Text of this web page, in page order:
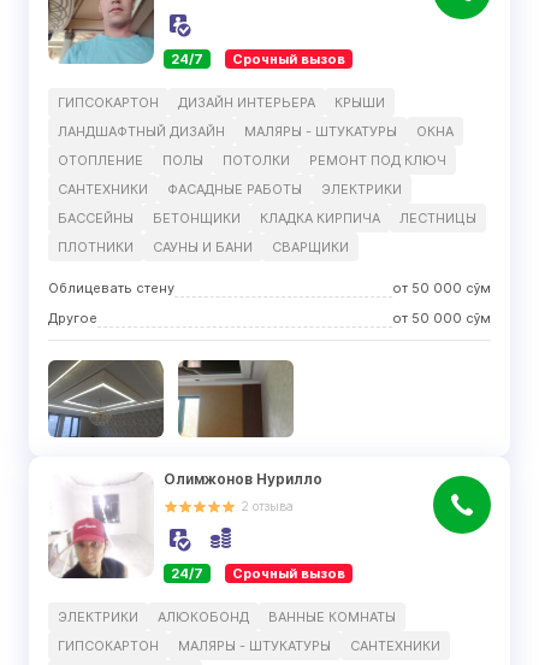
24/7 Срочный вызов
ГИПСОКАРТОН ДИЗАЙН ИНТЕРЬЕРА
КРЫШИ
ЛАНДШАФТНЫЙ ДИЗАЙН
МАЛЯРЫ - ШТУКАТУРЫ
ОКНА
ОТОПЛЕНИЕ
ПОЛЫ ПОТОЛКИ
РЕМОНТ ПОД КЛЮЧ
САНТЕХНИКИ
ФАСАДНЫЕ РАБОТЫ
ЭЛЕКТРИКИ
БАССЕЙНЫ
БЕТОНЩИКИ КЛАДКА КИРПИЧА
ЛЕСТНИЦЫ
ПЛОТНИКИ
САУНЫ И БАНИ СВАРЩИКИ
Облицевать стену от 50 000 сўм
Другое
от 50 000 сўм
Олимжонов Нурилло
2 отзыва
24/7 Срочный вызов
ЭЛЕКТРИКИ АЛЮКОБОНД
ВАННЫЕ КОМНАТЫ
ГИПСОКАРТОН
МАЛЯРЫ - ШТУКАТУРЫ
САНТЕХНИКИ